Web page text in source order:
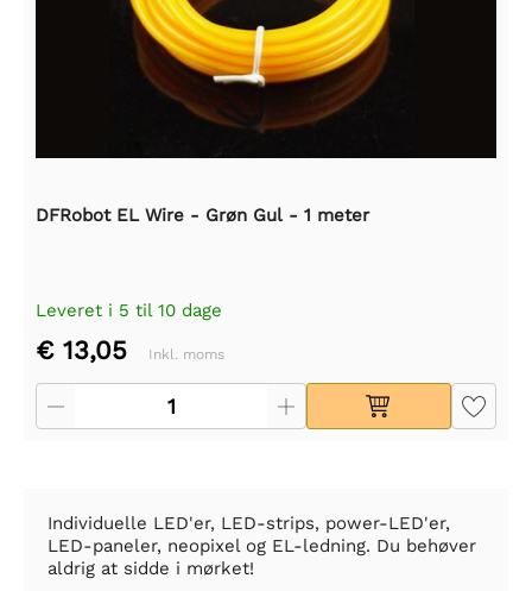
DFRobot EL Wire - Grøn Gul - 1 meter
Leveret i 5 til 10 dage
€ 13,05 Inkl. moms
Individuelle LED'er, LED-strips, power-LED'er,
LED-paneler, neopixel og EL-ledning. Du behøver
aldrig at sidde i mørket!